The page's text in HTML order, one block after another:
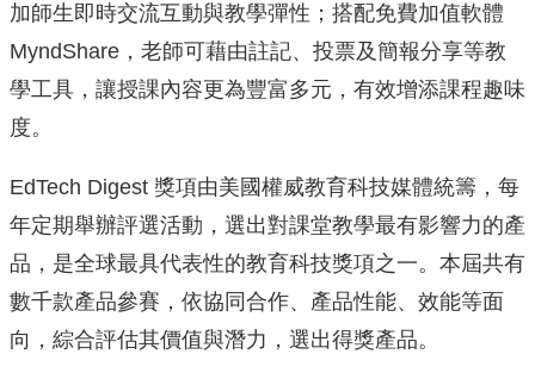
加師生即時交流互動與教學彈性；搭配免費加值軟體
MyndShare，老師可藉由註記、投票及簡報分享等教
學工具， 讓授課內容更為豐富多元，有效增添課程趣味
度。
EdTech Digest 獎項由美國權威教育科技媒體統籌， 每
年定期舉辦評選活動，選出對課堂教學最有影響力的產
品， 是全球最具代表性的教育科技獎項之一。本屆共有
數千款產品參賽， 依協同合作、產品性能、效能等面
向，綜合評估其價值與潛力， 選出得獎產品。